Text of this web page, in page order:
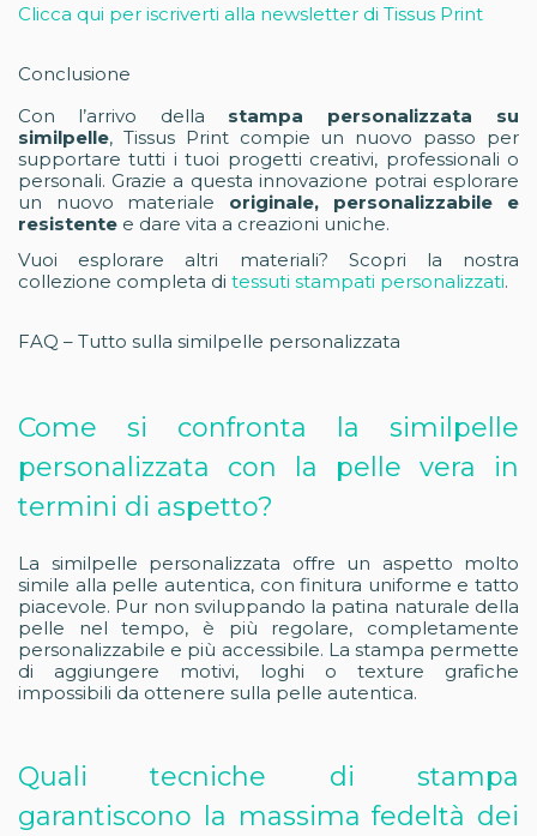
Clicca qui per iscriverti alla newsletter di Tissus Print
Conclusione
Con l’arrivo della stampa personalizzata su
similpelle, Tissus Print compie un nuovo passo per
supportare tutti i tuoi progetti creativi, professionali o
personali. Grazie a questa innovazione potrai esplorare
un nuovo materiale originale, personalizzabile e
resistente e dare vita a creazioni uniche.
Vuoi esplorare altri materiali? Scopri la nostra
collezione completa di tessuti stampati personalizzati.
FAQ – Tutto sulla similpelle personalizzata
Come si confronta la similpelle
personalizzata con la pelle vera in
termini di aspetto?
La similpelle personalizzata offre un aspetto molto
simile alla pelle autentica, con finitura uniforme e tatto
piacevole. Pur non sviluppando la patina naturale della
pelle nel tempo, è più regolare, completamente
personalizzabile e più accessibile. La stampa permette
di aggiungere motivi, loghi o texture grafiche
impossibili da ottenere sulla pelle autentica.
Quali tecniche di stampa
garantiscono la massima fedeltà dei